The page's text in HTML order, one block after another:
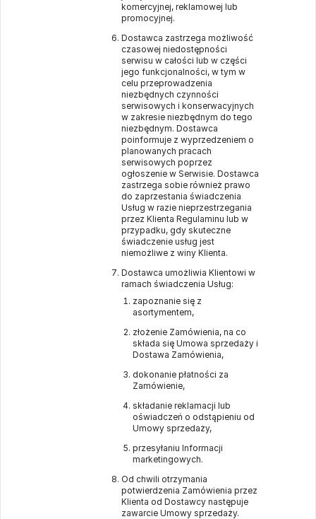
komercyjnej, reklamowej lub
promocyjnej.
Dostawca zastrzega możliwość
czasowej niedostępności
serwisu w całości lub w części
jego funkcjonalności, w tym w
celu przeprowadzenia
niezbędnych czynności
serwisowych i konserwacyjnych
w zakresie niezbędnym do tego
niezbędnym. Dostawca
poinformuje z wyprzedzeniem o
planowanych pracach
serwisowych poprzez
ogłoszenie w Serwisie. Dostawca
zastrzega sobie również prawo
do zaprzestania świadczenia
Usług w razie nieprzestrzegania
przez Klienta Regulaminu lub w
przypadku, gdy skuteczne
świadczenie usług jest
niemożliwe z winy Klienta.
Dostawca umożliwia Klientowi w
ramach świadczenia Usług:
zapoznanie się z
asortymentem,
złożenie Zamówienia, na co
składa się Umowa sprzedaży i
Dostawa Zamówienia,
dokonanie płatności za
Zamówienie,
składanie reklamacji lub
oświadczeń o odstąpieniu od
Umowy sprzedaży,
przesyłaniu Informacji
marketingowych.
Od chwili otrzymania
potwierdzenia Zamówienia przez
Klienta od Dostawcy następuje
zawarcie Umowy sprzedaży.